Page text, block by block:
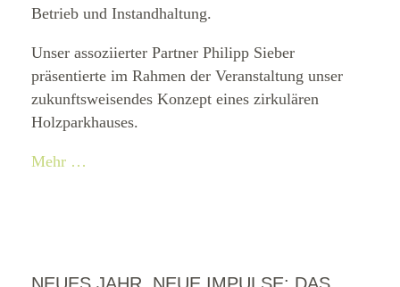
Betrieb und Instandhaltung.
Unser assoziierter Partner Philipp Sieber
präsentierte im Rahmen der Veranstaltung unser
zukunftsweisendes Konzept eines zirkulären
Holzparkhauses.
Mehr …